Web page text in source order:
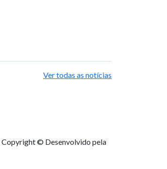
Ver todas as notícias
Copyright © Desenvolvido pela